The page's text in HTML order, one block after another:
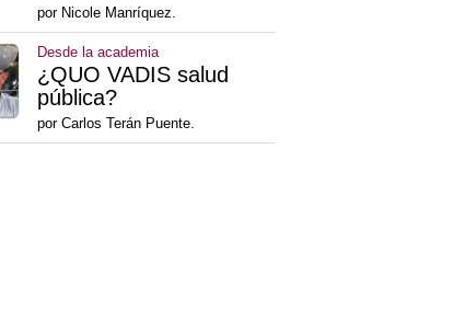
por Nicole Manríquez.
Desde la academia
¿QUO VADIS salud
pública?
por Carlos Terán Puente.